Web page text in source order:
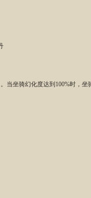
当坐骑幻化度达到100%时，坐